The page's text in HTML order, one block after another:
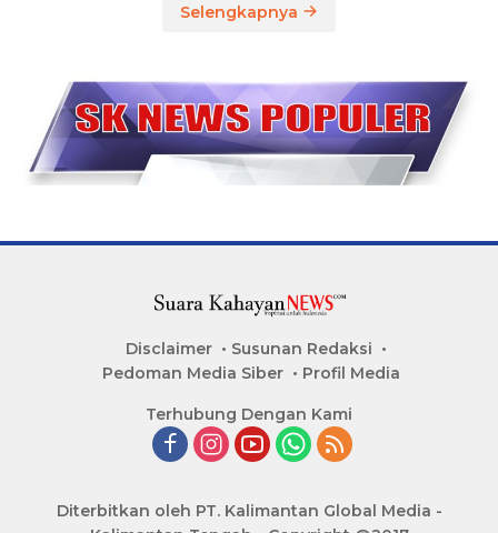
Selengkapnya
Disclaimer
Susunan Redaksi
Pedoman Media Siber
Profil Media
Terhubung Dengan Kami
Diterbitkan oleh PT. Kalimantan Global Media -